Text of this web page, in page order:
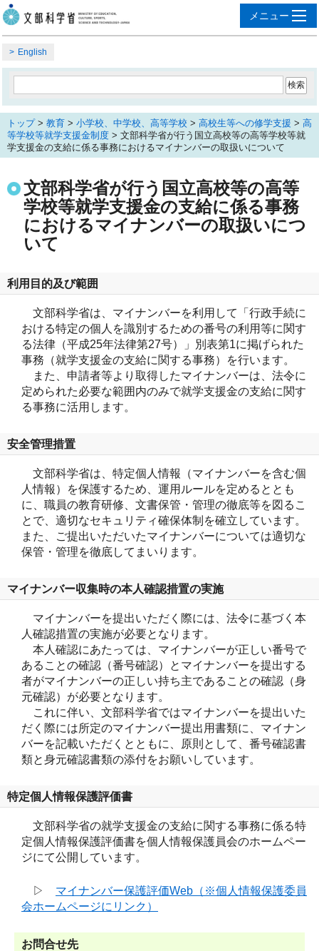
English
トップ> 教育 > 小学校、中学校、高等学校 > 高校生等への修学支援 > 高
等学校等就学支援金制度 > 文部科学省が行う国立高校等の高等学校等就
学支援金の支給に係る事務におけるマイナンバーの取扱いについて
文部科学省が行う国立高校等の高等
学校等就学支援金の支給に係る事務
におけるマイナンバーの取扱いにつ
いて
利用目的及び範囲
文部科学省は、マイナンバーを利用して「行政手続に
おける特定の個人を識別するための番号の利用等に関す
る法律（平成25年法律第27号）」別表第1に掲げられた
事務（就学支援金の支給に関する事務）を行います。
また、申請者等より取得したマイナンバーは、法令に
定められた必要な範囲内のみで就学支援金の支給に関す
る事務に活用します。
安全管理措置
文部科学省は、特定個人情報（マイナンバーを含む個
人情報）を保護するため、運用ルールを定めるととも
に、職員の教育研修、文書保管・管理の徹底等を図るこ
とで、適切なセキュリティ確保体制を確立しています。
また、ご提出いただいたマイナンバーについては適切な
保管・管理を徹底してまいります。
マイナンバー収集時の本人確認措置の実施
マイナンバーを提出いただく際には、法令に基づく本
人確認措置の実施が必要となります。
本人確認にあたっては、マイナンバーが正しい番号で
あることの確認（番号確認）とマイナンバーを提出する
者がマイナンバーの正しい持ち主であることの確認（身
元確認）が必要となります。
これに伴い、文部科学省ではマイナンバーを提出いた
だく際には所定のマイナンバー提出用書類に、マイナン
バーを記載いただくとともに、原則として、番号確認書
類と身元確認書類の添付をお願いしています。
特定個人情報保護評価書
文部科学省の就学支援金の支給に関する事務に係る特
定個人情報保護評価書を個人情報保護員会のホームペー
ジにて公開しています。
▷ マイナンバー保護評価Web（※個人情報保護委員
会ホームページにリンク）
お問合せ先